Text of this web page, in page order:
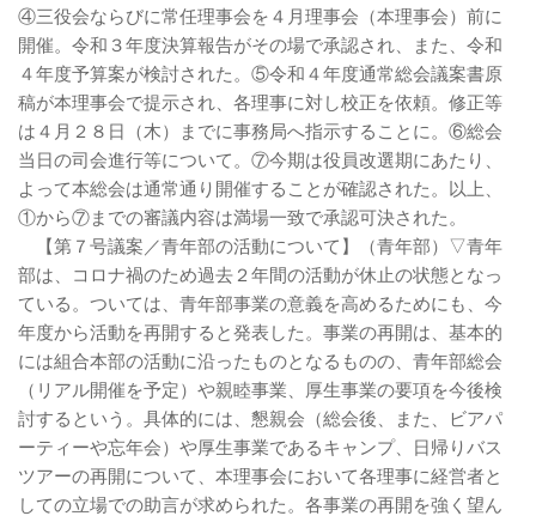
④三役会ならびに常任理事会を４月理事会（本理事会）前に
開催。令和３年度決算報告がその場で承認され、また、令和
４年度予算案が検討された。⑤令和４年度通常総会議案書原
稿が本理事会で提示され、各理事に対し校正を依頼。修正等
は４月２８日（木）までに事務局へ指示することに。⑥総会
当日の司会進行等について。⑦今期は役員改選期にあたり、
よって本総会は通常通り開催することが確認された。以上、
①から⑦までの審議内容は満場一致で承認可決された。
【第７号議案／青年部の活動について】（青年部）▽青年
部は、コロナ禍のため過去２年間の活動が休止の状態となっ
ている。ついては、青年部事業の意義を高めるためにも、今
年度から活動を再開すると発表した。事業の再開は、基本的
には組合本部の活動に沿ったものとなるものの、青年部総会
（リアル開催を予定）や親睦事業、厚生事業の要項を今後検
討するという。具体的には、懇親会（総会後、また、ビアパ
ーティーや忘年会）や厚生事業であるキャンプ、日帰りバス
ツアーの再開について、本理事会において各理事に経営者と
しての立場での助言が求められた。各事業の再開を強く望ん